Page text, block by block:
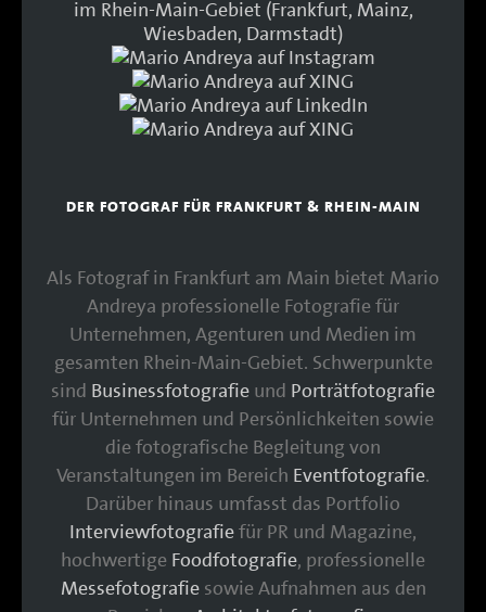
DER FOTOGRAF FÜR FRANKFURT & RHEIN-MAIN
Als Fotograf in Frankfurt am Main bietet Mario
Andreya professionelle Fotografie für
Unternehmen, Agenturen und Medien im
gesamten Rhein-Main-Gebiet. Schwerpunkte
sind Businessfotografie und Porträtfotografie
für Unternehmen und Persönlichkeiten sowie
die fotografische Begleitung von
Veranstaltungen im Bereich Eventfotografie.
Darüber hinaus umfasst das Portfolio
Interviewfotografiefür PR und Magazine,
hochwertige Foodfotografie, professionelle
Messefotografiesowie Aufnahmen aus den